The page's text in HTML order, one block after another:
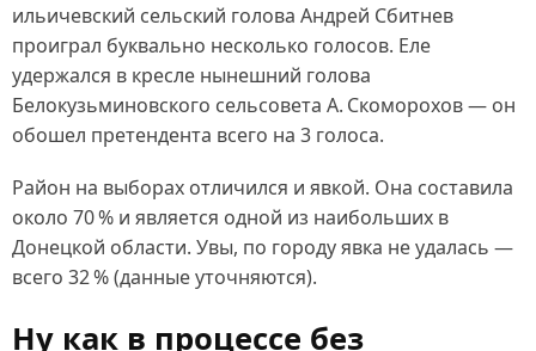
ильичевский сельский голова Андрей Сбитнев
проиграл буквально несколько голосов. Еле
удержался в кресле нынешний голова
Белокузьминовского сельсовета А. Скоморохов — он
обошел претендента всего на 3 голоса.
Район на выборах отличился и явкой. Она составила
около 70 % и является одной из наибольших в
Донецкой области. Увы, по городу явка не удалась —
всего 32 % (данные уточняются).
Ну как в процессе без